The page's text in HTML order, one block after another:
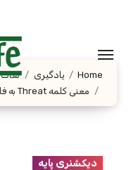
content
Home یادگیری لغات
معنی کلمه Threat به فارسی با چند مثال
دیکشنری پایه